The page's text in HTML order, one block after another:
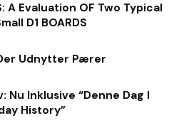
A Evaluation OF Two Typical
D1 BOARDS
Udnytter Pærer
Nu Inklusive “denne Dag I
History”